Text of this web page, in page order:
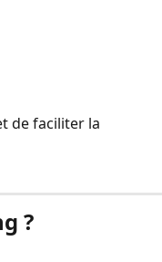
de faciliter la
?